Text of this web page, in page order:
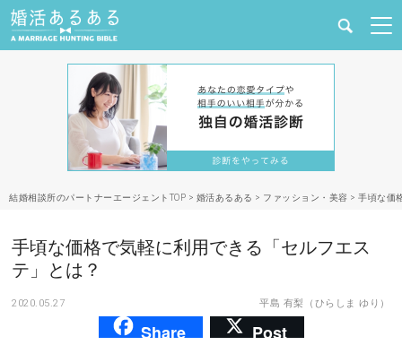
婚活と結婚
恋愛の悩み
合コン・街コン
マッチングアプリ
結婚相談所のパートナーエージェントTOP > 婚活あるある > ファッション・美容 > 手頃な価
手頃な価格で気軽に利用できる「セルフエス
テ」とは？
2020.05.27 平島 有梨（ひらしま ゆり）
Share Post